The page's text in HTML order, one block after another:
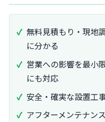
無料見積もり・現地
に分かる
営業への影響を最小
にも対応
安全・確実な設置工
アフターメンテナン